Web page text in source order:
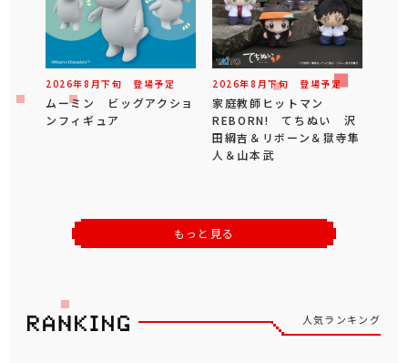
2026年8 月下旬 登場予定
ムーミン ビッグアクショ
ンフィギュア
2026年8 月下旬 登場予定
家庭教師ヒットマン
REBORN! てちぬい 沢
田綱吉＆リボーン＆獄寺隼
人＆山本武
もっと見る
人気ランキング